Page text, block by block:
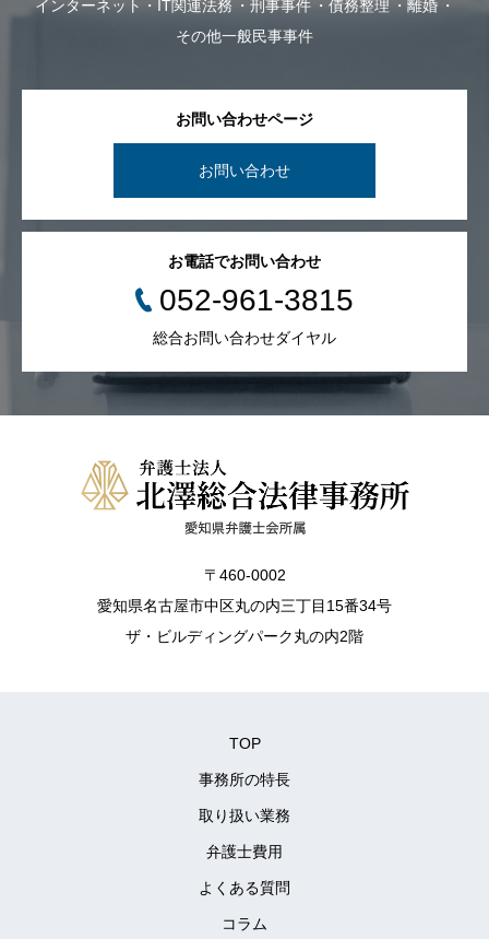
インターネット・IT関連法務
刑事事件 債務整理
離婚
その他一般民事事件
お問い合わせページ
お問い合わせ
お電話でお問い合わせ
052-961-3815
総合お問い合わせダイヤル
〒460-0002
愛知県名古屋市中区丸の内三丁目15番34号
ザ・ビルディングパーク丸の内2階
TOP
事務所の特長
取り扱い業務
弁護士費用
よくある質問
コラム